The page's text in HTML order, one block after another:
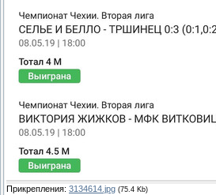
Прикрепления: 3134614.jpg (75.4 Kb)